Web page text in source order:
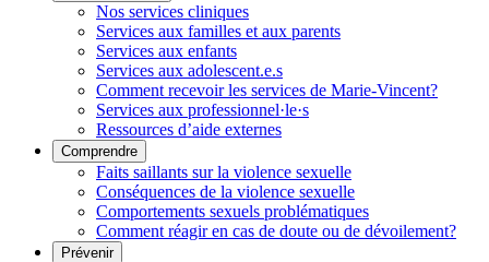
Nos services cliniques
Services aux familles et aux parents
Services aux enfants
Services aux adolescent.e.s
Comment recevoir les services de Marie-Vincent?
Services aux professionnel·le·s
Ressources d’aide externes
Comprendre
Faits saillants sur la violence sexuelle
Conséquences de la violence sexuelle
Comportements sexuels problématiques
Comment réagir en cas de doute ou de dévoilement?
Prévenir